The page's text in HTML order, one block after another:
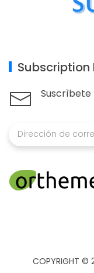
Subscription
Suscrìbete
COPYRIGHT ©